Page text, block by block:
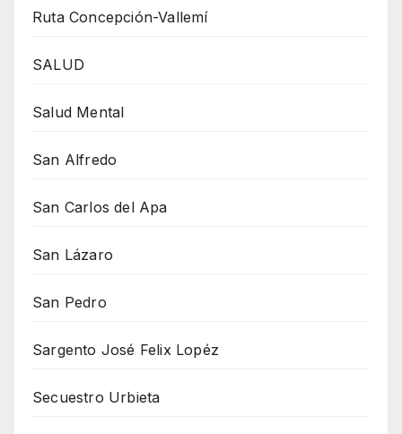
Ruta Concepción-Vallemí
SALUD
Salud Mental
San Alfredo
San Carlos del Apa
San Lázaro
San Pedro
Sargento José Felix Lopéz
Secuestro Urbieta